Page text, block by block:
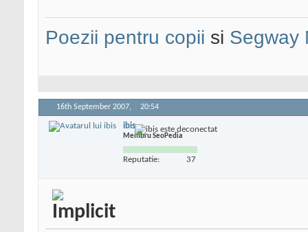
Poezii pentru copii si Segway
16th September 2007, 20:54
ibis
Membru SeoPedia
Reputatie: 37